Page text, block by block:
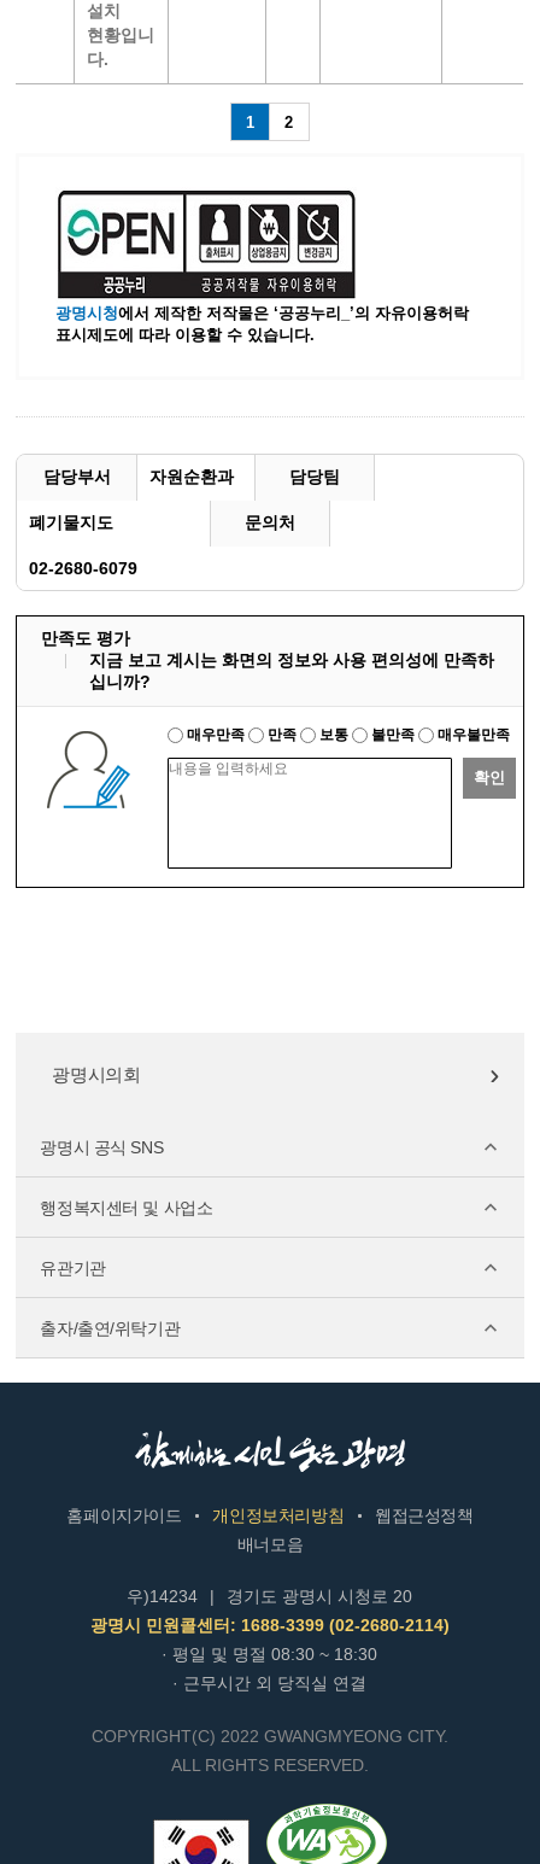
설치
현황입니
다.
1 2
광명시청에서 제작한 저작물은 ‘공공누리_’의 자유이용허락
표시제도에 따라 이용할 수 있습니다.
담당부서 자원순환과 담당팀
폐기물지도 문의처
02-2680-6079
만족도 평가
지금 보고 계시는 화면의 정보와 사용 편의성에 만족하
십니까?
매우만족 만족 보통 불만족 매우불만족
확인
광명시의회
광명시 공식 SNS
행정복지센터 및 사업소
유관기관
출자/출연/위탁기관
홈페이지가이드 개인정보처리방침
웹접근성정책
배너모음
우)14234 |
경기도 광명시 시청로 20
광명시 민원콜센터: 1688-3399 (02-2680-2114)
· 평일 및 명절 08:30 ~ 18:30
· 근무시간 외 당직실 연결
COPYRIGHT(C) 2022 GWANGMYEONG CITY.
ALL RIGHTS RESERVED.